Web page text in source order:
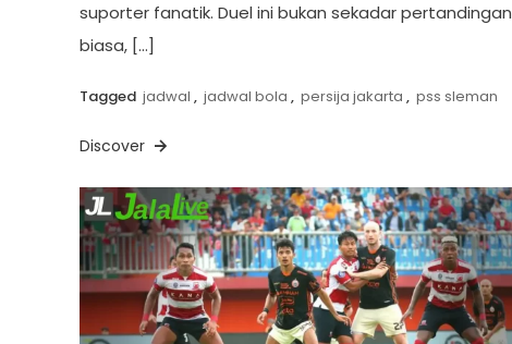
suporter fanatik. Duel ini bukan sekadar pertandingan
biasa, […]
Tagged jadwal , jadwal bola , persija jakarta , pss sleman
Discover